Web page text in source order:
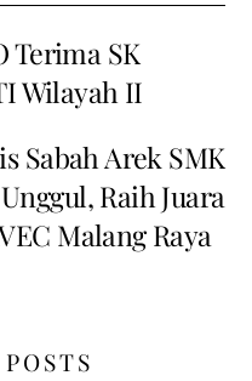
Terima SK
Wilayah II
Sabah Arek SMK
Raih Juara
Malang Raya